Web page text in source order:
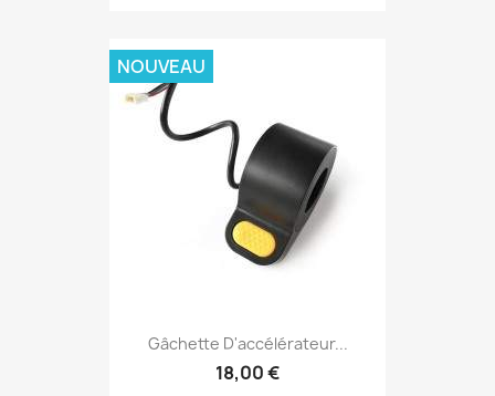
Gâchette D'accélérateur...
18,00 €
NOUVEAU